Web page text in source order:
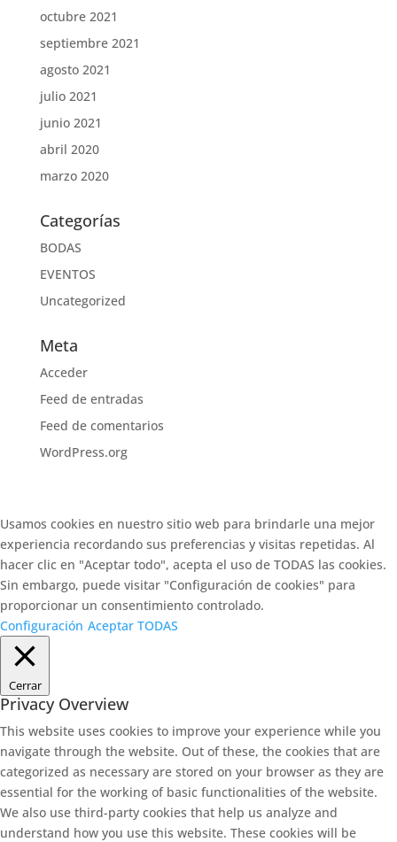
octubre 2021
septiembre 2021
agosto 2021
julio 2021
junio 2021
abril 2020
marzo 2020
Categorías
BODAS
EVENTOS
Uncategorized
Meta
Acceder
Feed de entradas
Feed de comentarios
WordPress.org
Usamos cookies en nuestro sitio web para brindarle una mejor
experiencia recordando sus preferencias y visitas repetidas. Al
hacer clic en "Aceptar todo", acepta el uso de TODAS las cookies.
Sin embargo, puede visitar "Configuración de cookies" para
proporcionar un consentimiento controlado.
Configuración Aceptar TODAS
Cerrar
Privacy Overview
This website uses cookies to improve your experience while you
navigate through the website. Out of these, the cookies that are
categorized as necessary are stored on your browser as they are
essential for the working of basic functionalities of the website.
We also use third-party cookies that help us analyze and
understand how you use this website. These cookies will be